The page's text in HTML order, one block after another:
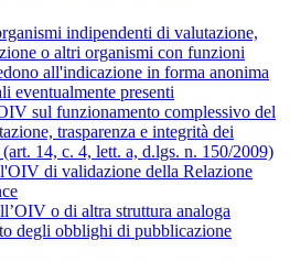
indipendenti di valutazione,
o altri organismi con funzioni
all'indicazione in forma anonima
eventualmente presenti
sul funzionamento complessivo del
trasparenza e integrità dei
14, c. 4, lett. a, d.lgs. n. 150/2009)
di validazione della Relazione
o di altra struttura analoga
degli obblighi di pubblicazione